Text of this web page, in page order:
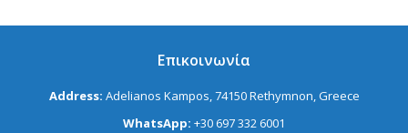
Επικοινωνία
Address: Adelianos Kampos, 74150 Rethymnon, Greece
WhatsApp: +30 697 332 6001